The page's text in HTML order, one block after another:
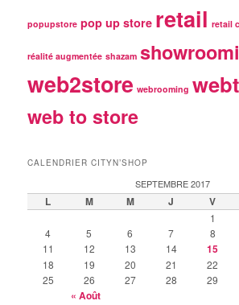
popupstore pop up store retail retail
réalité augmentée shazam
web2store webrooming
web to store
CALENDRIER CITYN’SHOP
SEPTEMBRE 2017
L M M J V
1
4
5 6 7 8
11
12 13 14 15
18
19 20 21 22
25
26 27 28 29
« Août